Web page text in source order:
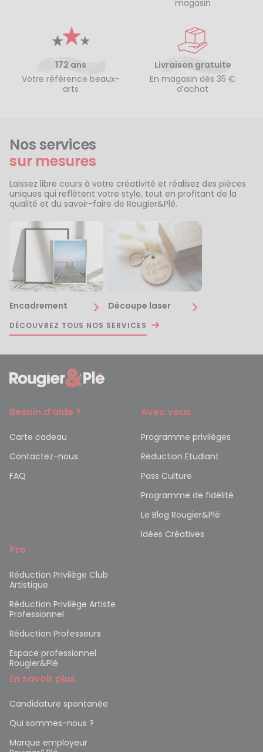
magasin
172 ans
Votre référence beaux-
arts
Livraison gratuite
En magasin dès 35 €
d’achat
Nos services
sur mesures
Laissez libre cours à votre créativité et réalisez des pièces
uniques qui reflètent votre style, tout en profitant de la
qualité et du savoir-faire de Rougier&Plé.
Encadrement Découpe laser
DÉCOUVREZ TOUS NOS SERVICES
Besoin d’aide ?
Carte cadeau
Contactez-nous
FAQ
Avec vous
Programme privilèges
Réduction Etudiant
Pass Culture
Programme de fidélité
Le Blog Rougier&Plé
Idées Créatives
Pro
Réduction Privilège Club
Artistique
Réduction Privilège Artiste
Professionnel
Réduction Professeurs
Espace professionnel
Rougier&Plé
En savoir plus
Candidature spontanée
Qui sommes-nous ?
Marque employeur